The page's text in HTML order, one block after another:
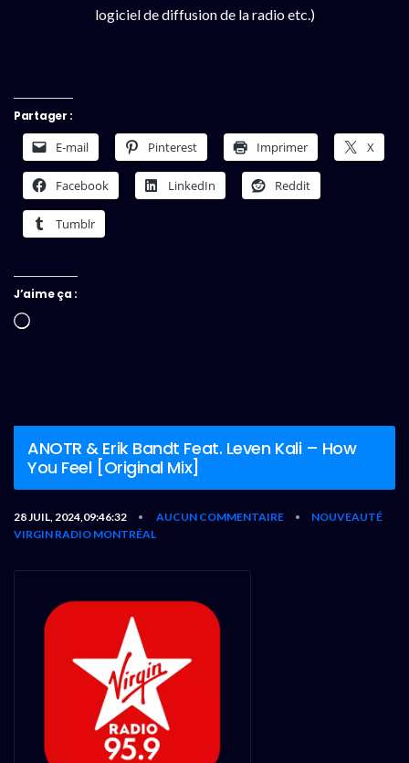
logiciel de diffusion de la radio etc.)
Partager :
E-mail Pinterest Imprimer X
Facebook LinkedIn Reddit
Tumblr
J’aime ça :
Chargement…
ANOTR & Erik Bandt Feat. Leven Kali – How
You Feel [Original Mix]
28 JUIL, 2024,09:46:32 • AUCUN COMMENTAIRE •
NOUVEAUTÉ
VIRGIN RADIO MONTRÉAL